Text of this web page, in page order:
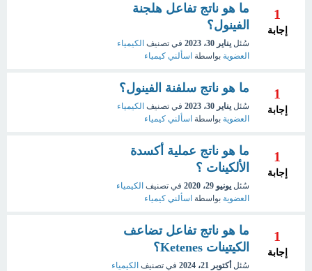
1
إجابة
ما هو ناتج تفاعل هلجنة
الفينول؟
سُئل يناير 30، 2023 في تصنيف الكيمياء
العضوية بواسطة اسألني كيمياء
1
إجابة
ما هو ناتج سلفنة الفينول؟
سُئل يناير 30، 2023 في تصنيف الكيمياء
العضوية بواسطة اسألني كيمياء
1
إجابة
ما هو ناتج عملية أكسدة
الألكينات ؟
سُئل يونيو 29، 2020 في تصنيف الكيمياء
العضوية بواسطة اسألني كيمياء
1
إجابة
ما هو ناتج تفاعل تضاعف
الكيتينات Ketenes؟
سُئل أكتوبر 21، 2024 في تصنيف الكيمياء